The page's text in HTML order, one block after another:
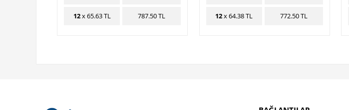
12x 65.63 TL 787.50 TL 12x 64.38 TL 772.50 TL